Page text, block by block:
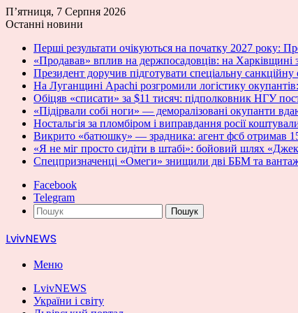
П’ятниця, 7 Серпня 2026
Останні новини
Перші результати очікуються на початку 2027 року:
«Продавав» вплив на держпосадовців: на
Президент доручив підготувати спеціальну
На Луганщині Apachi розгромили логістику
Обіцяв «списати» за $11 тисяч: підполковник НГУ
«Підірвали собі ноги» — деморалізовані окупанти
Ностальгія за пломбіром і виправдання росії
Викрито «батюшку» — зрадника: агент фсб отримав 15
«Я не міг просто сидіти в штабі»: бойовий шлях
Спецпризначенці «Омеги» знищили дві ББМ та
Facebook
Telegram
Пошук
LvivNEWS
Меню
LvivNEWS
України і світу